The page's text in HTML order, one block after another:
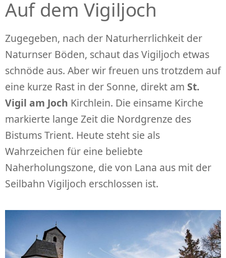
Auf dem Vigiljoch
Zugegeben, nach der Naturherrlichkeit der
Naturnser Böden, schaut das Vigiljoch etwas
schnöde aus. Aber wir freuen uns trotzdem auf
eine kurze Rast in der Sonne, direkt am St.
Vigil am Joch Kirchlein. Die einsame Kirche
markierte lange Zeit die Nordgrenze des
Bistums Trient. Heute steht sie als
Wahrzeichen für eine beliebte
Naherholungszone, die von Lana aus mit der
Seilbahn Vigiljoch erschlossen ist.